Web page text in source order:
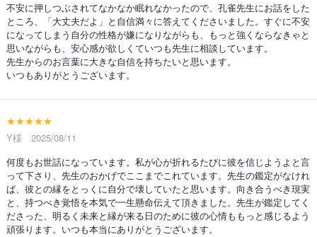
不安に押しつぶされてなかなか眠れなかったので、孔雀先生にお話をした
ところ、「大丈夫だよ」と自信満々に答えてくださいました。すぐに不安
になってしまう自分の性格が嫌になりながらも、もっと強くならなきゃと
思いながらも、安心感が欲しくていつも先生に相談しています。
先生からのお言葉に大きな自信を持ちたいと思います。
いつもありがとうございます。
★★★★★
Y様 2025/08/11
何度もお世話になっています。私が心が折れるたびに彼を信じようよと言
って下さり、先生のおかげでここまでこれています。先生の鑑定がなけれ
ば、彼との縁をとっくに自分で壊していたと思います。向き合うべき現実
と、持つべき覚悟を本気で一生懸命伝えて頂きました。先生が鑑定してく
ださった、明るく未来と縁が来る日のために彼の心情ももっと感じるよう
頑張ります。いつも本当にありがとうございます。